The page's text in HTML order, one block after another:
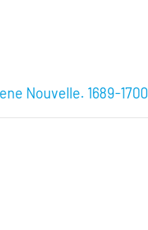
Nouvelle. 1689-1700